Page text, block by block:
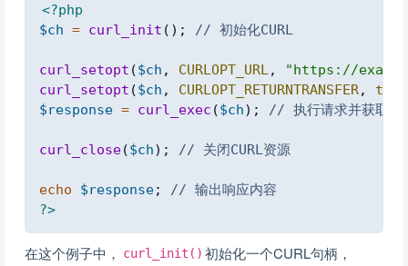
<?php
$ch = curl_init ( ) ; // 初始化CURL
curl_setopt ($ch , CURLOPT_URL ,
"https://
curl_setopt ($ch , CURLOPT_RETURNTRANSFER,
true
$response = curl_exec ($ch) ; // 执行请求并获取响
curl_close($ch) ; // 关闭CURL资源
echo $response;
// 输出响应内容
?>
在这个例子中， curl_init() 初始化一个CURL句柄，